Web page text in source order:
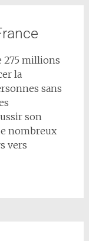
275 millions
la
sans
son
nombreux
vers